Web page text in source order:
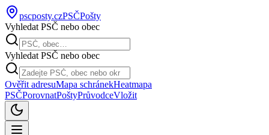
pscposty.czPSČPošty
Vyhledat PSČ nebo obec
Vyhledat PSČ nebo obec
Ověřit adresuMapa schránekHeatmapa
PSČPorovnatPoštyPrůvodceVložit